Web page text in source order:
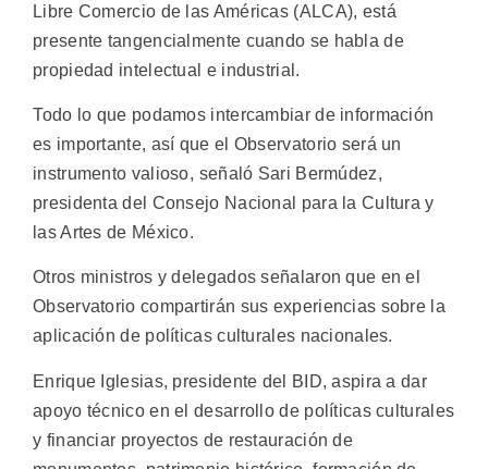
Libre Comercio de las Américas (ALCA), está
presente tangencialmente cuando se habla de
propiedad intelectual e industrial.
Todo lo que podamos intercambiar de información
es importante, así que el Observatorio será un
instrumento valioso, señaló Sari Bermúdez,
presidenta del Consejo Nacional para la Cultura y
las Artes de México.
Otros ministros y delegados señalaron que en el
Observatorio compartirán sus experiencias sobre la
aplicación de políticas culturales nacionales.
Enrique Iglesias, presidente del BID, aspira a dar
apoyo técnico en el desarrollo de políticas culturales
y financiar proyectos de restauración de